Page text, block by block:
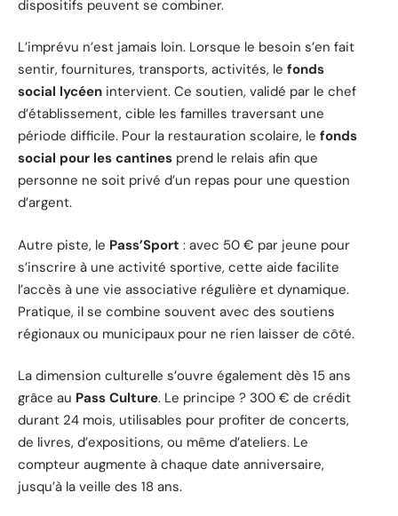
dispositifs peuvent se combiner.
L’imprévu n’est jamais loin. Lorsque le besoin s’en fait
sentir, fournitures, transports, activités, le fonds
social lycéen intervient. Ce soutien, validé par le chef
d’établissement, cible les familles traversant une
période difficile. Pour la restauration scolaire, le fonds
social pour les cantines prend le relais afin que
personne ne soit privé d’un repas pour une question
d’argent.
Autre piste, le Pass’Sport : avec 50 € par jeune pour
s’inscrire à une activité sportive, cette aide facilite
l’accès à une vie associative régulière et dynamique.
Pratique, il se combine souvent avec des soutiens
régionaux ou municipaux pour ne rien laisser de côté.
La dimension culturelle s’ouvre également dès 15 ans
grâce au Pass Culture. Le principe ? 300 € de crédit
durant 24 mois, utilisables pour profiter de concerts,
de livres, d’expositions, ou même d’ateliers. Le
compteur augmente à chaque date anniversaire,
jusqu’à la veille des 18 ans.